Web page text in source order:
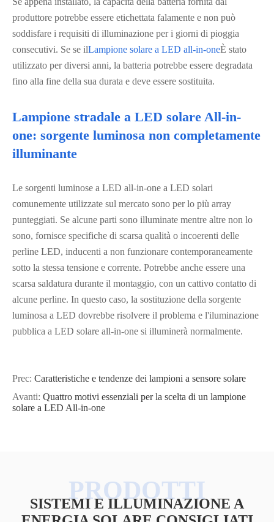
produttore potrebbe essere etichettata falamente e non può
soddisfare i requisiti di illuminazione per i giorni di pioggia
consecutivi. Se se ilLampione solare a LED all-in-oneÈ stato
utilizzato per diversi anni, la batteria potrebbe essere degradata
fino alla fine della sua durata e deve essere sostituita.
Lampione stradale a LED solare All-in-
one: sorgente luminosa non completamente
illuminante
Le sorgenti luminose a LED all-in-one a LED solari
comunemente utilizzate sul mercato sono per lo più array
punteggiati. Se alcune parti sono illuminate mentre altre non lo
sono, fornisce specifiche di scarsa qualità o incoerenti delle
perline LED, inducenti a non funzionare contemporaneamente
sotto la stessa tensione e corrente. Potrebbe anche essere una
scarsa saldatura durante il montaggio, con un cattivo contatto di
alcune perline. In questo caso, la sostituzione della sorgente
luminosa a LED dovrebbe risolvere il problema e l'iluminazione
pubblica a LED solare all-in-one si illuminerà normalmente.
Prec: Caratteristiche e tendenze dei lampioni a sensore solare
Avanti: Quattro motivi essenziali per la scelta di un lampione
solare a LED All-in-one
SISTEMI E ILLUMINAZIONE A